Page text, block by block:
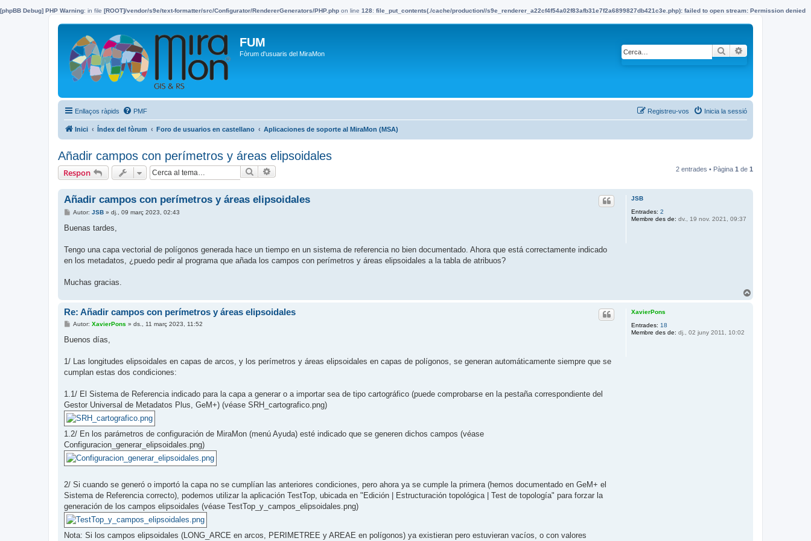
[phpBB Debug] PHP Warning: in file [ROOT]/vendor/s9e/text-formatter/src/Configurator/RendererGenerators/PHP.php on line 128: file_put_contents(./cache/production//s9e_renderer_a22cf4f54a02f83afb31e7f2a6899827db421c3e.php): failed to open stream: Permission denied
FUM
Fòrum d'usuaris del MiraMon Cerca
Enllaços ràpids PMF Inicia la sessió
Registreu-vos
Inici Índex del fòrum Foro de usuarios en castellano Aplicaciones de soporte al MiraMon (MSA)
Añadir campos con perímetros y áreas elipsoidales
Respon Cerca 2 entrades • Pàgina 1 de 1
JSB
Entrades: 2
Membre des de: dv., 19 nov. 2021, 09:37
Añadir campos con perímetros y áreas elipsoidales
E
t
d
Autor: JSB» dj., 09 març 2023, 02:43
Buenas tardes,
Tengo una capa vectorial de polígonos generada hace un tiempo en un sistema de referencia no bien documentado. Ahora que está correctamente indicado
en los metadatos, ¿puedo pedir al programa que añada los campos con perímetros y áreas elipsoidales a la tabla de atribuos?
Muchas gracias.
XavierPons
Entrades: 18
Membre des de: dj., 02 juny 2011, 10:02
Re: Añadir campos con perímetros y áreas elipsoidales
E
t
d
Autor: XavierPons » ds., 11 març 2023, 11:52
Buenos días,
1/ Las longitudes elipsoidales en capas de arcos, y los perímetros y áreas elipsoidales en capas de polígonos, se generan automáticamente siempre que se
cumplan estas dos condiciones:
1.1/ El Sistema de Referencia indicado para la capa a generar o a importar sea de tipo cartográfico (puede comprobarse en la pestaña correspondiente del
Gestor Universal de Metadatos Plus, GeM+) (véase SRH_cartografico.png)
1.2/ En los parámetros de configuración de MiraMon (menú Ayuda) esté indicado que se generen dichos campos (véase
Configuracion_generar_elipsoidales.png)
2/ Si cuando se generó o importó la capa no se cumplían las anteriores condiciones, pero ahora ya se cumple la primera (hemos documentado en GeM+ el
Sistema de Referencia correcto), podemos utilizar la aplicación TestTop, ubicada en "Edición | Estructuración topológica | Test de topología" para forzar la
generación de los campos elipsoidales (véase TestTop_y_campos_elipsoidales.png)
Nota: Si los campos elipsoidales (LONG_ARCE en arcos, PERIMETREE y AREAE en polígonos) ya existieran pero estuvieran vacíos, o con valores